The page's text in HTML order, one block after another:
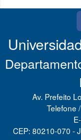
Av. Prefeito
Telefone
CEP: 80210-070 -